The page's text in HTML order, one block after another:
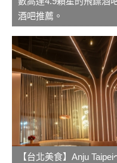
酒吧推薦。
【台北美食】Anju